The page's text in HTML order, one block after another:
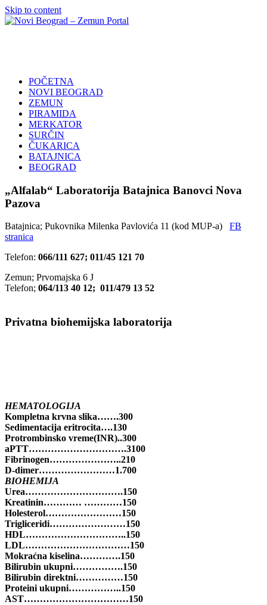
Skip to content
Portal
POČETNA
NOVI BEOGRAD
ZEMUN
PIRAMIDA
MERKATOR
SURČIN
ČUKARICA
BATAJNICA
BEOGRAD
„Alfalab“ Laboratorija Batajnica Banovci Nova
Pazova
Batajnica; Pukovnika Milenka Pavlovića 11 (kod MUP-a) FB
stranica
Telefon: 066/111 627; 011/45 121 70
Zemun; Prvomajska 6 J
Telefon; 064/113 40 12; 011/479 13 52
Privatna biohemijska laboratorija
HEMATOLOGIJA
Kompletna krvna slika…….300
Sedimentacija eritrocita….130
Protrombinsko vreme(INR)..300
aPTT………………………….3100
Fibrinogen…………………..210
D-dimer……………………1.700
BIOHEMIJA
Urea………………………….150
Kreatinin………… …………150
Holesterol……………………150
Trigliceridi……………………150
HDL…………………………..150
LDL……………………………150
Mokraćna kiselina………….150
Bilirubin ukupni…………….150
Bilirubin direktni……………150
Proteini ukupni……………..150
AST……………………………150